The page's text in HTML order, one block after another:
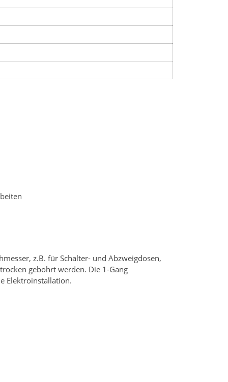
z.B. für Schalter- und Abzweigdosen,
gebohrt werden. Die 1-Gang
Elektroinstallation.